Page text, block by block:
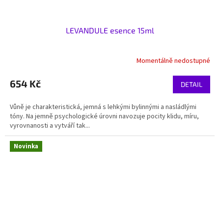
LEVANDULE esence 15ml
Momentálně nedostupné
654 Kč DETAIL
Vůně je charakteristická, jemná s lehkými bylinnými a nasládlými
tóny. Na jemně psychologické úrovni navozuje pocity klidu, míru,
vyrovnanosti a vytváří tak...
Novinka